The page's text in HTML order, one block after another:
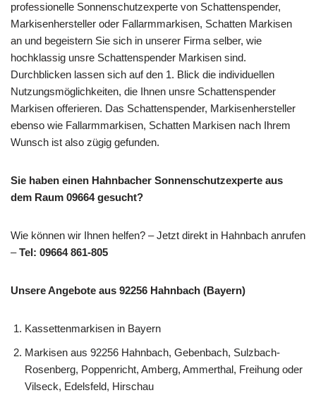
professionelle Sonnenschutzexperte von Schattenspender,
Markisenhersteller oder Fallarmmarkisen, Schatten Markisen
an und begeistern Sie sich in unserer Firma selber, wie
hochklassig unsre Schattenspender Markisen sind.
Durchblicken lassen sich auf den 1. Blick die individuellen
Nutzungsmöglichkeiten, die Ihnen unsre Schattenspender
Markisen offerieren. Das Schattenspender, Markisenhersteller
ebenso wie Fallarmmarkisen, Schatten Markisen nach Ihrem
Wunsch ist also zügig gefunden.
Sie haben einen Hahnbacher Sonnenschutzexperte aus
dem Raum 09664 gesucht?
Wie können wir Ihnen helfen? – Jetzt direkt in Hahnbach anrufen
–Tel: 09664 861-805
Unsere Angebote aus 92256 Hahnbach (Bayern)
Kassettenmarkisen in Bayern
Markisen aus 92256 Hahnbach, Gebenbach, Sulzbach-
Rosenberg, Poppenricht, Amberg, Ammerthal, Freihung oder
Vilseck, Edelsfeld, Hirschau